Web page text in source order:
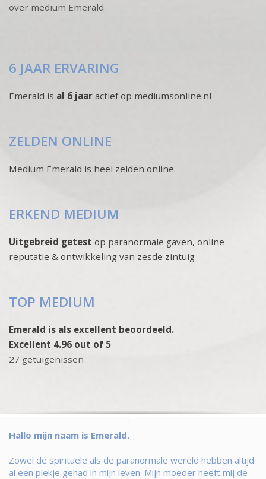
over medium Emerald
6 JAAR ERVARING
Emerald is al 6 jaar actief op mediumsonline.nl
ZELDEN ONLINE
Medium Emerald is heel zelden online.
ERKEND MEDIUM
Uitgebreid getest op paranormale gaven, online
reputatie & ontwikkeling van zesde zintuig
TOP MEDIUM
Emerald is als excellent beoordeeld.
Excellent 4.96 out of 5
27 getuigenissen
Hallo mijn naam is Emerald.
Zowel de spirituele als de paranormale wereld hebben altijd
al een plekje gehad in mijn leven. Mijn moeder heeft mij de